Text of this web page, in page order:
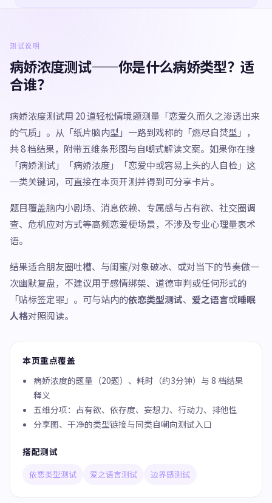
测试说明
病娇浓度测试——你是什么病娇类型？适
合谁？
病娇浓度测试用 20 道轻松情境题测量「恋爱久而久之渗透出来
的气质」。从「纸片脑内型」一路到戏称的「燃尽自焚型」，
共 8 档结果，附带五维条形图与自嘲式解读文案。如果你在搜
「病娇测试」「病娇浓度」「恋爱中或容易上头的人自检」这
一类关键词，可直接在本页开测并得到可分享卡片。
题目覆盖脑内小剧场、消息依赖、专属感与占有欲、社交圈调
查、危机应对方式等高频恋爱梗场景，不涉及专业心理量表术
语。
结果适合朋友圈吐槽、与闺蜜/对象破冰、或对当下的节奏做一
次幽默复盘，不建议用于感情绑架、道德审判或任何形式的
「贴标签定罪」。可与站内的依恋类型测试、 爱之语言或睡眠
人格对照阅读。
本页重点覆盖
病娇浓度的题量（20题）、耗时（约3分钟）与 8 档结果
释义
五维分项：占有欲、依存度、妄想力、行动力、排他性
分享图、干净的类型链接与同类自嘲向测试入口
搭配测试
依恋类型测试 爱之语言测试 边界感测试